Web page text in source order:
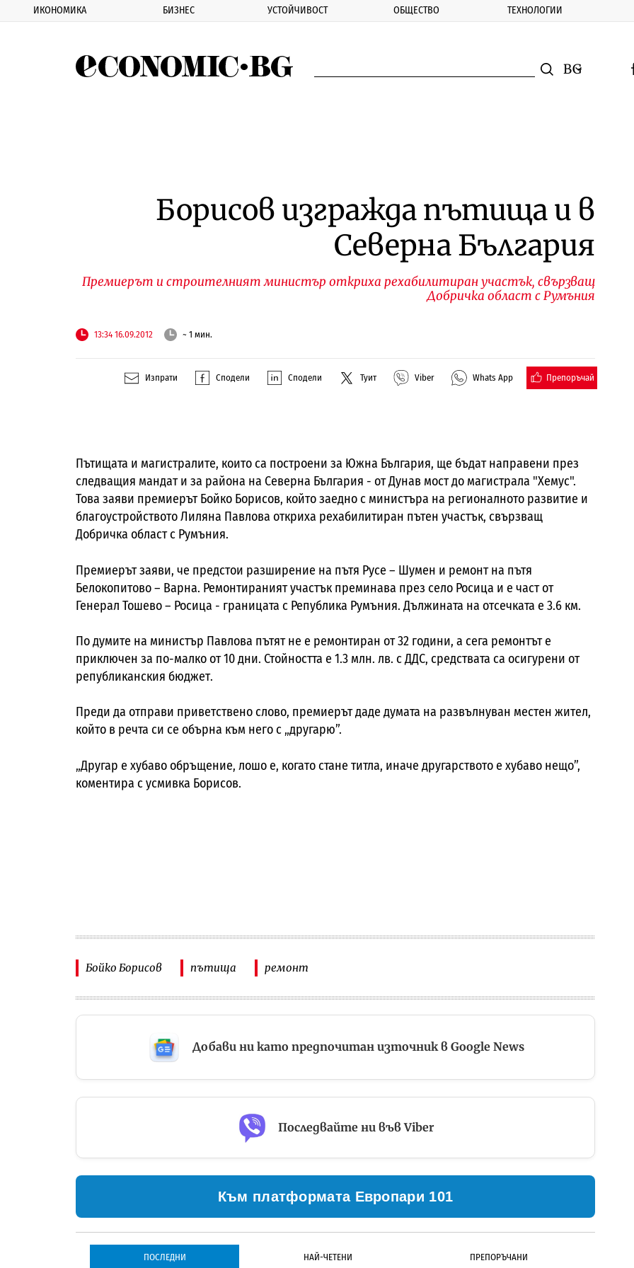
ИКОНОМИКА БИЗНЕС УСТОЙЧИВОСТ ОБЩЕСТВО ТЕХНОЛОГИИ
Смяна на
Борисов изгражда пътища и в
Северна България
Премиерът и строителният министър откриха рехабилитиран участък, свързващ
Добричка област с Румъния
13:34 16.09.2012 ~ 1 мин.
Изпрати Сподели Сподели Туит Viber Whats App Препоръчай
Пътищата и магистралите, които са построени за Южна България, ще бъдат направени през
следващия мандат и за района на Северна България - от Дунав мост до магистрала "Хемус".
Това заяви премиерът Бойко Борисов, който заедно с министъра на регионалното развитие и
благоустройството Лиляна Павлова откриха рехабилитиран пътен участък, свързващ
Добричка област с Румъния.
Премиерът заяви, че предстои разширение на пътя Русе – Шумен и ремонт на пътя
Белокопитово – Варна. Ремонтираният участък преминава през село Росица и е част от
Генерал Тошево – Росица - границата с Република Румъния. Дължината на отсечката е 3.6 км.
По думите на министър Павлова пътят не е ремонтиран от 32 години, а сега ремонтът е
приключен за по-малко от 10 дни. Стойността е 1.3 млн. лв. с ДДС, средствата са осигурени от
републиканския бюджет.
Преди да отправи приветствено слово, премиерът даде думата на развълнуван местен жител,
който в речта си се обърна към него с „другарю”.
„Другар е хубаво обръщение, лошо е, когато стане титла, иначе другарството е хубаво нещо”,
коментира с усмивка Борисов.
Бойко Борисов пътища ремонт
Добави ни като предпочитан източник в Google News
Последвайте ни във Viber
Към платформата Европари 101
ПОСЛЕДНИ НАЙ-ЧЕТЕНИ ПРЕПОРЪЧАНИ